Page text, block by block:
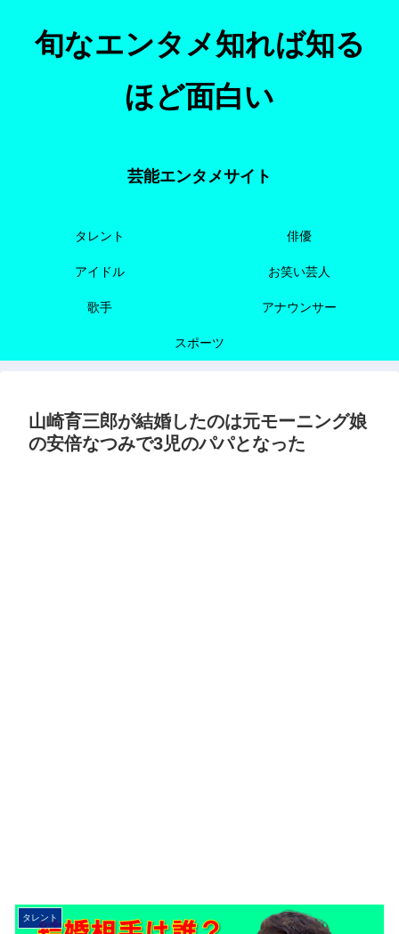
旬なエンタメ知れば知る
ほど面白い
芸能エンタメサイト
タレント 俳優
アイドル お笑い芸人
歌手 アナウンサー
スポーツ
山崎育三郎が結婚したのは元モーニング娘
の安倍なつみで3児のパパとなった
タレント